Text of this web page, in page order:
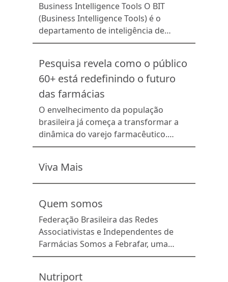
Business Intelligence Tools O BIT
(Business Intelligence Tools) é o
departamento de inteligência de
mercado da Febrafar. Baseado em
coletados pela IQVIA, disponibiliza
mensalmente relatórios analíticos às
redes associadas. Por meio de
crescimento, performance por grupo
de produtos, laboratório e estado, o
BIT proporciona uma visão ampla de
Pesquisa revela como o público
60+ está redefinindo o futuro
das farmácias
O envelhecimento da população
brasileira já começa a transformar a
dinâmica do varejo farmacêutico.
Consumidores 60+ utilizam cada vez
demandam serviços de apoio para o
tratamento e apresentam
acompanhamento e orientação. Ao
mesmo tempo, esse público também
acompanha a evolução dos canais
digitais, em um cenário de profundas
mudanças […]
Viva Mais
Quem somos
Federação Brasileira das Redes
Associativistas e Independentes de
Farmácias Somos a Febrafar, uma
sociedade sem fins lucrativos fundada
Nutriport